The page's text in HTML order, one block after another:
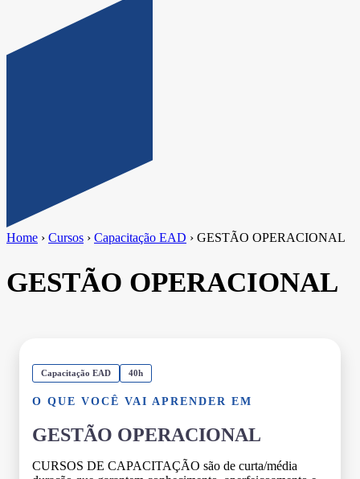
Home › Cursos › Capacitação EAD › GESTÃO OPERACIONAL
GESTÃO OPERACIONAL
Capacitação EAD 40h
O QUE VOCÊ VAI APRENDER EM
GESTÃO OPERACIONAL
CURSOS DE CAPACITAÇÃO são de curta/média